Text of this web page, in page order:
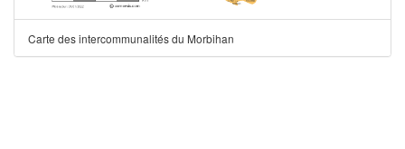
Carte des intercommunalités du Morbihan